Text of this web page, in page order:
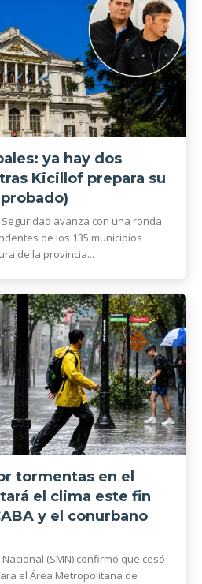
ya hay dos
Kicillof prepara su
avanza con una ronda
de los 135 municipios
de la provincia...
tormentas en el
el clima este fin
y el conurbano
(SMN) confirmó que cesó
el Área Metropolitana de